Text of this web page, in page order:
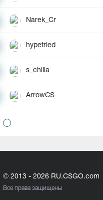
Narek_Cr
hypetried
s_chilla
ArrowCS
© 2013 - 2026 RU.CSGO.com
Все права защищены